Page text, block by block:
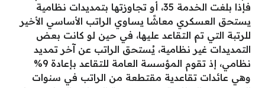
فإذا بلغت الخدمة 35، أو تجاوزتها بتمديدات نظامية
يستحق العسكري معاشًا يساوي الراتب الأساسي الأخير
للرتبة التي تم التقاعد عليها، في حين لو كانت بعض
التمديدات غير نظامية، يُستحق الراتب عن آخر تمديد
نظامي، إذ تقوم المؤسسة العامة للتقاعد بإعادة 9%
وهي عائدات تقاعدية مقتطعة من الراتب في سنوات